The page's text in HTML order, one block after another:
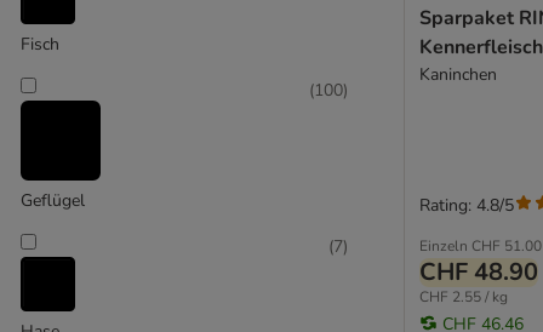
Josera
Lily´s Kitchen
Lukullus Menu Gustico
MAC's
Natural Trainer
Fisch
Geflügel
(100)
(7)
Sparpaket
Kaninchen
Einzeln CHF 51.00
CHF 48.90
CHF 2.55 / kg
CHF 46.46
Rating: 4.8/5